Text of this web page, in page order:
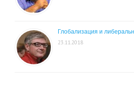
Глобализация и
23.11.2018